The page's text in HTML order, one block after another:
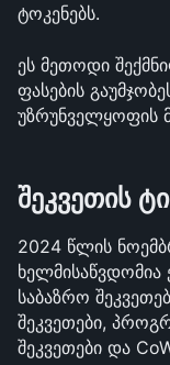
ტოკენებს.
ეს მეთოდი
ფასების
უზრუნველყოფის
შეკვეთის
2024 წლის
ხელმისაწვდომია
საბაზრო
შეკვეთები,
შეკვეთები და